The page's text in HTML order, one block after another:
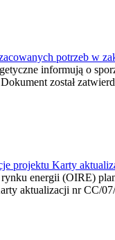
potrzeb w
informują o
został
projektu Karty
energii (OIRE)
aktualizacji nr CC/